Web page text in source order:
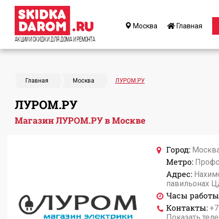
Акции и Скидки для дома и ремонта
Москва Главная
Главная Москва ЛУРОМ.РУ
ЛУРОМ.РУ
Магазин ЛУРОМ.РУ в Москве
Город:
Метро:
Адрес:
павильонах
Часы
Контакты: